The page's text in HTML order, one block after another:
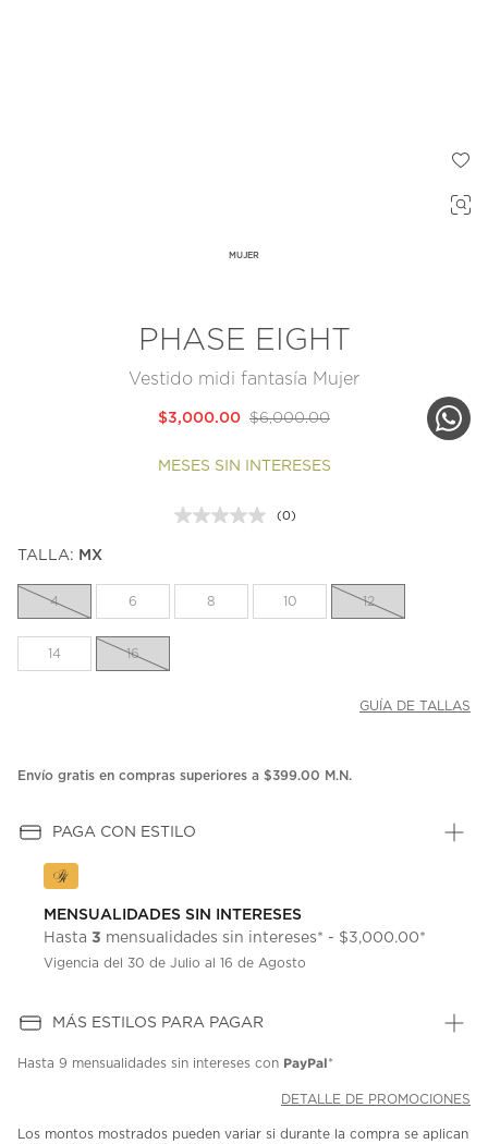
MUJER
PHASE EIGHT
Vestido midi fantasía Mujer
$6,000.00
$3,000.00
MESES SIN INTERESES
Sin
la
misma
(0)
TALLA: MX
4 6 8 10 12
14 16
GUÍA DE TALLAS
Envío gratis en compras superiores a $399.00 M.N.
PAGA CON ESTILO
MENSUALIDADES SIN INTERESES
Hasta 3 mensualidades sin intereses* - $3,000.00*
Vigencia del 30 de Julio al 16 de Agosto
MÁS ESTILOS PARA PAGAR
Hasta 9 mensualidades sin intereses con PayPal*
DETALLE DE PROMOCIONES
Los montos mostrados pueden variar si durante la compra se aplican